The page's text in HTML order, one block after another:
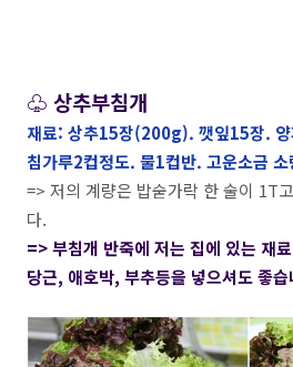
♧ 상추부침개
재료: 상추15장(200g). 깻잎15장.
침가루2컵정도. 물1컵반. 고운소금
=> 저의 계량은 밥숟가락 한 술이 1T
다.
=> 부침개 반죽에 저는 집에 있는 재
당근, 애호박, 부추등을 넣으셔도 좋습